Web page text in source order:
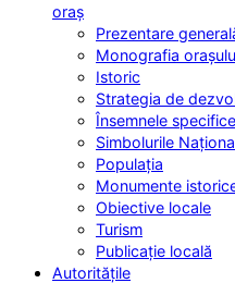
oraș
Prezentare
Monografia
Istoric
Strategia de
Însemnele
Simbolurile
Populația
Monumente
Obiective locale
Turism
Publicație locală
Autoritățile